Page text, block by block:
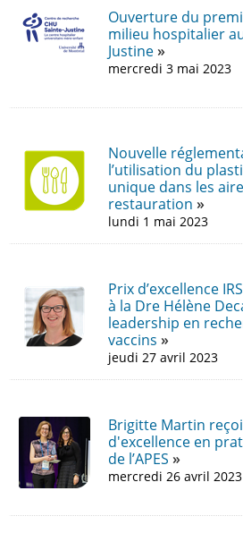
Ouverture du
milieu hospitalier
Justine
mercredi 3 mai 2023
Nouvelle
l’utilisation du
unique dans les
restauration
lundi 1 mai 2023
Prix d’excellence
à la Dre Hélène
leadership en
vaccins
jeudi 27 avril 2023
Brigitte Martin
d'excellence en
de l’APES
mercredi 26 avril 2023